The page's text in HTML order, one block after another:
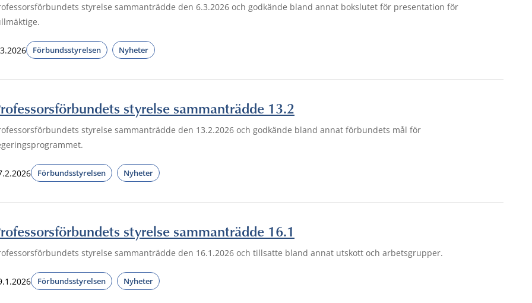
styrelse sammanträdde den 6.3.2026 och godkände bland annat bokslutet för presentation för
Förbundsstyrelsen Nyheter
styrelse sammanträdde 13.2
styrelse sammanträdde den 13.2.2026 och godkände bland annat förbundets mål för
Förbundsstyrelsen Nyheter
styrelse sammanträdde 16.1
styrelse sammanträdde den 16.1.2026 och tillsatte bland annat utskott och arbetsgrupper.
Förbundsstyrelsen Nyheter